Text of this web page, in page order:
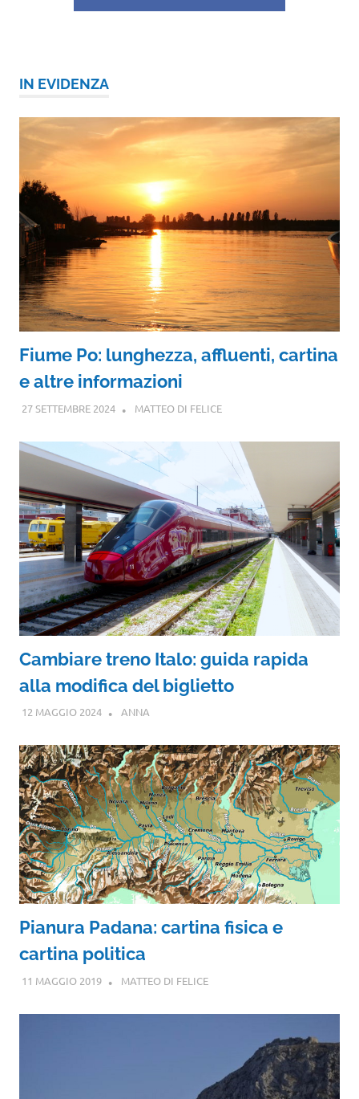
IN EVIDENZA
Fiume Po: lunghezza, affluenti, cartina
e altre informazioni
27 SETTEMBRE 2024 MATTEO DI FELICE
Cambiare treno Italo: guida rapida
alla modifica del biglietto
12 MAGGIO 2024 ANNA
Pianura Padana: cartina fisica e
cartina politica
11 MAGGIO 2019 MATTEO DI FELICE